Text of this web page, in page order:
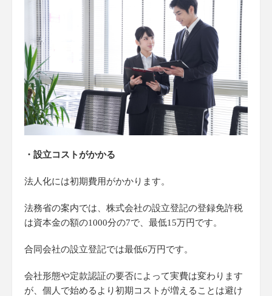
・設立コストがかかる
法人化には初期費用がかかります。
法務省の案内では、株式会社の設立登記の登録免許税
は資本金の額の1000分の7で、最低15万円です。
合同会社の設立登記では最低6万円です。
会社形態や定款認証の要否によって実費は変わります
が、個人で始めるより初期コストが増えることは避け